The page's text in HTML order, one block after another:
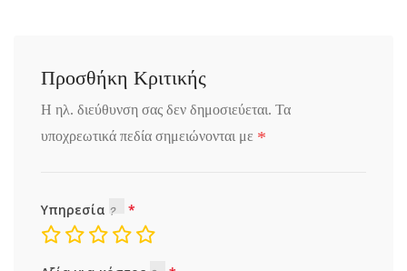
Προσθήκη Κριτικής
Η ηλ. διεύθυνση σας δεν δημοσιεύεται. Τα
υποχρεωτικά πεδία σημειώνονται με *
Υπηρεσία